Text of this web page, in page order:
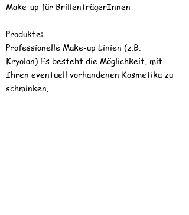
Make-up für BrillenträgerInnen
Produkte:
Professionelle Make-up Linien (z.B.
Kryolan) Es besteht die Möglichkeit, mit
Ihren eventuell vorhandenen Kosmetika zu
schminken.